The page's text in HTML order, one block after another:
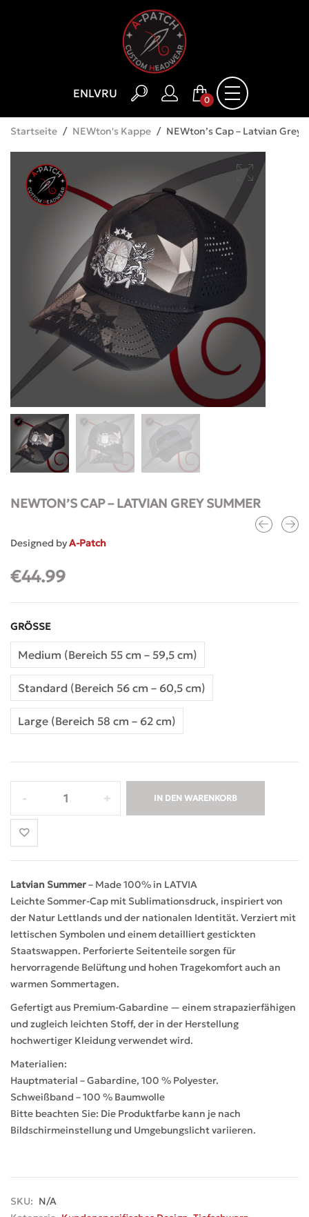
ENLVRU 0
Startseite / NEWton's Kappe / NEWton’s Cap – Latvian Grey
NEWTON’S CAP – LATVIAN GREY SUMMER
Designed byA-Patch
€44.99
GRÖSSE
Medium (Bereich 55 cm – 59,5 cm)
Standard (Bereich 56 cm – 60,5 cm)
Large (Bereich 58 cm – 62 cm)
IN DEN WARENKORB
Latvian Summer– Made 100% in LATVIA
Leichte Sommer-Cap mit Sublimationsdruck, inspiriert von
der Natur Lettlands und der nationalen Identität. Verziert mit
lettischen Symbolen und einem detailliert gestickten
Staatswappen. Perforierte Seitenteile sorgen für
hervorragende Belüftung und hohen Tragekomfort auch an
warmen Sommertagen.
Gefertigt aus Premium-Gabardine — einem strapazierfähigen
und zugleich leichten Stoff, der in der Herstellung
hochwertiger Kleidung verwendet wird.
Materialien:
Hauptmaterial – Gabardine, 100 % Polyester.
Schweißband – 100 % Baumwolle
Bitte beachten Sie: Die Produktfarbe kann je nach
Bildschirmeinstellung und Umgebungslicht variieren.
SKU: N/A